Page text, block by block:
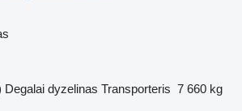
Degalai dyzelinas Transporteris 7 660 kg